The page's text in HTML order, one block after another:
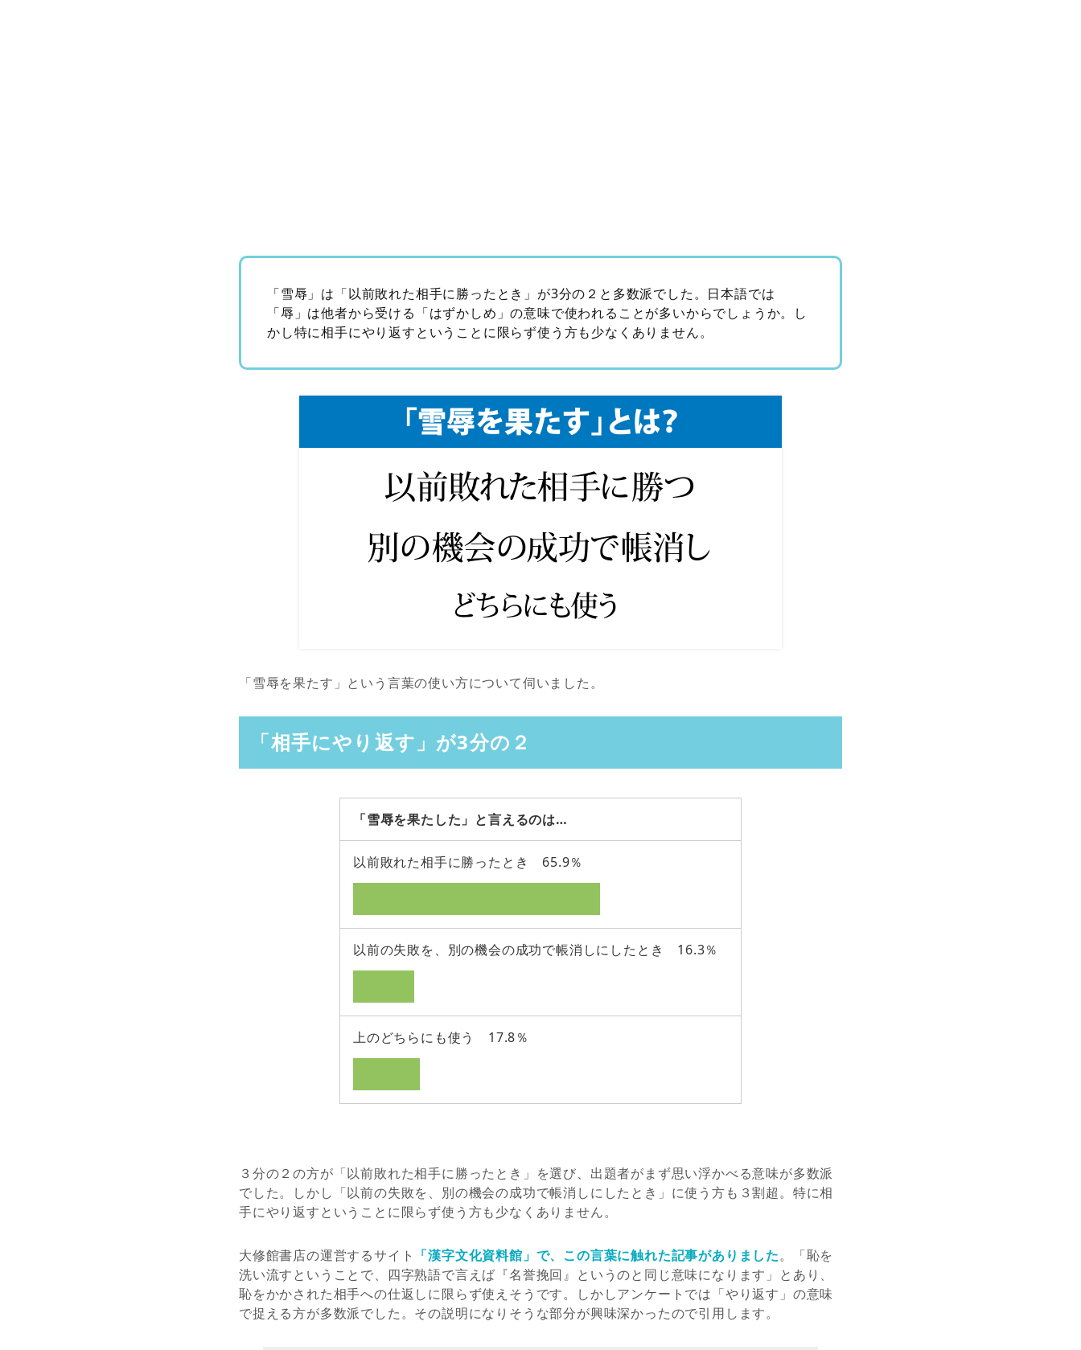
「雪辱」は「以前敗れた相手に勝ったとき」が3分の２と多数派でした。日本語では
「辱」は他者から受ける「はずかしめ」の意味で使われることが多いからでしょうか。し
かし特に相手にやり返すということに限らず使う方も少なくありません。
「雪辱を果たす」という言葉の使い方について伺いました。
「相手にやり返す」が3分の２
「雪辱を果たした」と言えるのは…
以前敗れた相手に勝ったとき 65.9％
以前の失敗を、別の機会の成功で帳消しにしたとき 16.3％
上のどちらにも使う 17.8％
３分の２の方が「以前敗れた相手に勝ったとき」を選び、出題者がまず思い浮かべる意味が多数派
でした。しかし「以前の失敗を、別の機会の成功で帳消しにしたとき」に使う方も３割超。特に相
手にやり返すということに限らず使う方も少なくありません。
大修館書店の運営するサイト 「漢字文化資料館」で、この言葉に触れた記事がありました。「恥を
洗い流すということで、四字熟語で言えば『名誉挽回』というのと同じ意味になります」とあり、
恥をかかされた相手への仕返しに限らず使えそうです。しかしアンケートでは「やり返す」の意味
で捉える方が多数派でした。その説明になりそうな部分が興味深かったので引用します。